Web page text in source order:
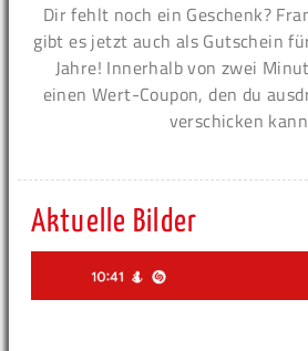
Dir fehlt noch ein Geschenk?
gibt es jetzt auch als Gutschein
Jahre! Innerhalb von zwei
einen Wert-Coupon, den du
verschicken
Aktuelle Bilder